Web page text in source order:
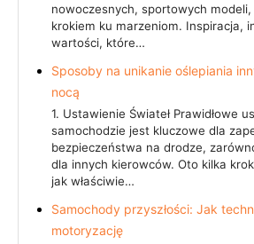
nowoczesnych, sportowych modeli,
krokiem ku marzeniom. Inspiracja,
wartości, które…
Sposoby na unikanie oślepiania
nocą
1. Ustawienie Świateł Prawidłowe
samochodzie jest kluczowe dla
bezpieczeństwa na drodze,
dla innych kierowców. Oto kilka
jak właściwie…
Samochody przyszłości: Jak
motoryzację